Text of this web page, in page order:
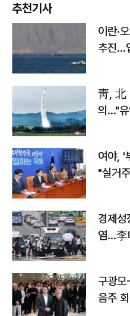
추천기사
이란·
추진…
靑, 北
의…"유
여야, '
"실거
경제성
염…李
구광
음주